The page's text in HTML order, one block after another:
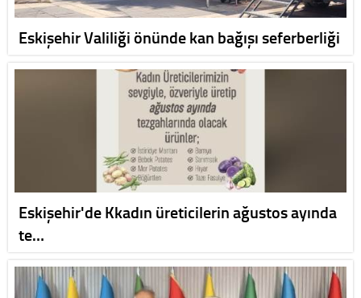
Eskişehir Valiliği önünde kan bağışı seferberliği
Eskişehir'de Kkadın üreticilerin ağustos ayında
te…